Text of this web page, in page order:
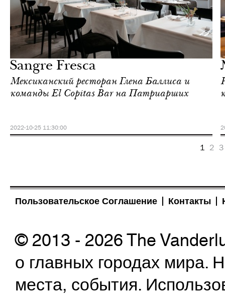
Sangre Fresca
Мексиканский ресторан Глена Баллиса и
команды El Copitas Bar на Патриарших
2022-10-25 11:30:00
1 2 3
Пользовательское Соглашение Контакты
© 2013 - 2026 The
о главных городах
места, события.